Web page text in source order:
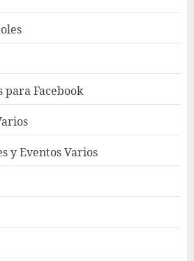
para Facebook
y Eventos Varios